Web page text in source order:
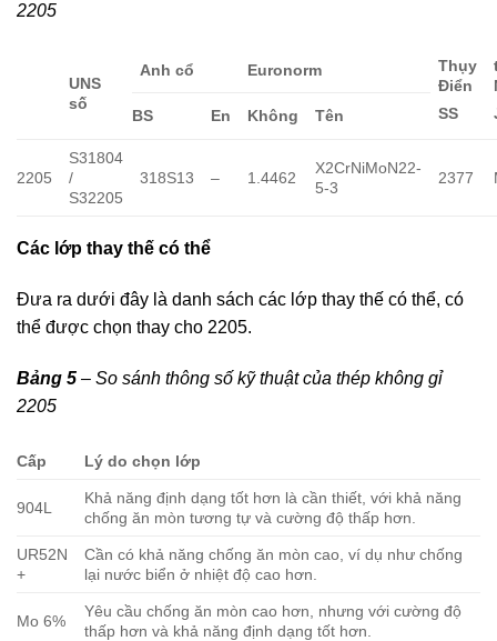
2205
UNS
số
Anh cổ Euronorm
Thụy
Điển
SS
BS En Không Tên
2205
S31804
/
S32205
318S13 – 1.4462
X2CrNiMoN22-
5-3
2377
Các lớp thay thế có thể
Đưa ra dưới đây là danh sách các lớp thay thế có thể, có
thể được chọn thay cho 2205.
Bảng 5 – So sánh thông số kỹ thuật của thép không gỉ
2205
Cấp Lý do chọn lớp
904L
Khả năng định dạng tốt hơn là cần thiết, với khả năng
chống ăn mòn tương tự và cường độ thấp hơn.
UR52N
+
Cần có khả năng chống ăn mòn cao, ví dụ như chống
lại nước biển ở nhiệt độ cao hơn.
Mo 6%
Yêu cầu chống ăn mòn cao hơn, nhưng với cường độ
thấp hơn và khả năng định dạng tốt hơn.